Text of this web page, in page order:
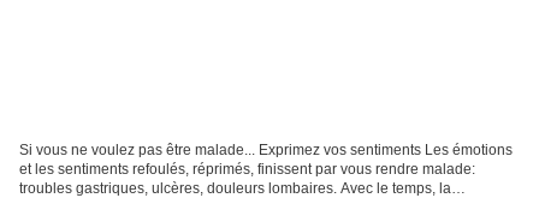
Si vous ne voulez pas être malade... Exprimez vos sentiments Les émotions
et les sentiments refoulés, réprimés, finissent par vous rendre malade:
troubles gastriques, ulcères, douleurs lombaires. Avec le temps, la